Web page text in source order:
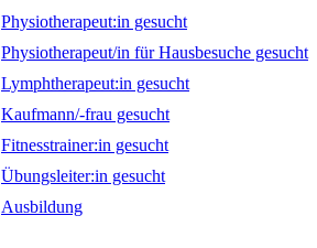
Physiotherapeut:in gesucht
Physiotherapeut/in für Hausbesuche gesucht
Lymphtherapeut:in gesucht
Kaufmann/-frau gesucht
Fitnesstrainer:in gesucht
Übungsleiter:in gesucht
Ausbildung